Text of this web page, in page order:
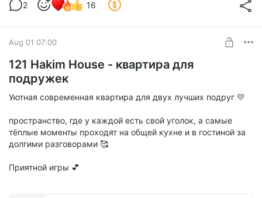
2 16
Aug 01 07:00
121 Hakim House - квартира для
подружек
Уютная современная квартира для двух лучших подруг 💛
пространство, где у каждой есть свой уголок, а самые
тёплые моменты проходят на общей кухне и в гостиной за
долгими разговорами 🥰
Приятной игры 💕